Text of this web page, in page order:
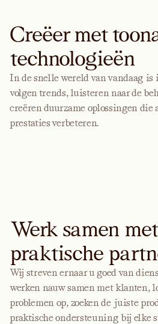
Creëer met
technologieën
In de snelle wereld van vandaag is
volgen trends, luisteren naar de
creëren duurzame oplossingen
prestaties verbeteren.
Werk samen
praktische
Wij streven ernaar u goed van
werken nauw samen met klanten,
problemen op, zoeken de juiste
praktische ondersteuning bij elke